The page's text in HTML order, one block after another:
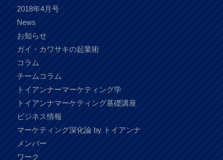
2018年4月号
News
お知らせ
ガイ・カワサキの起業術
コラム
チームコラム
トイアンナーマーケティング学
トイアンナマーケティング基礎講座
ビジネス情報
マーケティング深化論 by トイアンナ
メンバー
ワーク